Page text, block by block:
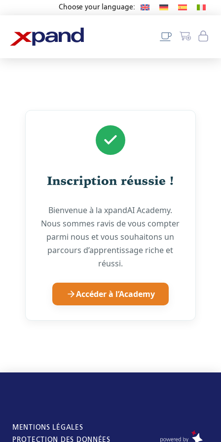
Choose your language:
Inscription réussie !
Bienvenue à la xpandAI Academy.
Nous sommes ravis de vous compter
parmi nous et vous souhaitons un
parcours d’apprentissage riche et
réussi.
Accéder à l’Academy
MENTIONS LÉGALES
PROTECTION DES DONNÉES